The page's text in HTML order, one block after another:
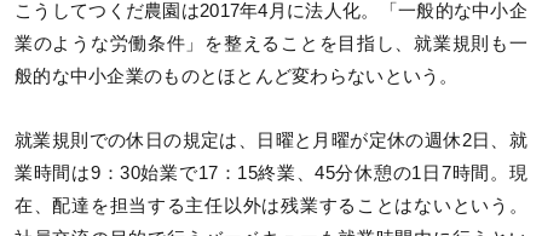
こうしてつくだ農園は2017年4月に法人化。「一般的な中小企
業のような労働条件」を整えることを目指し、就業規則も一
般的な中小企業のものとほとんど変わらないという。
就業規則での休日の規定は、日曜と月曜が定休の週休2日、就
業時間は9：30始業で17：15終業、45分休憩の1日7時間。現
在、配達を担当する主任以外は残業することはないという。